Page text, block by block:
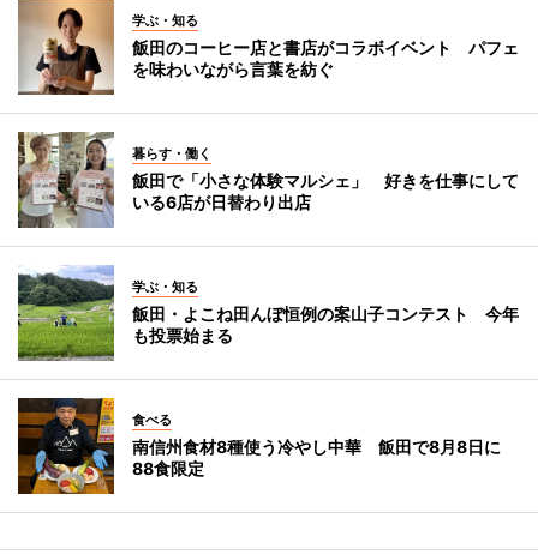
学ぶ・知る
飯田のコーヒー店と書店がコラボイベント パフェ
を味わいながら言葉を紡ぐ
暮らす・働く
飯田で「小さな体験マルシェ」 好きを仕事にして
いる6店が日替わり出店
学ぶ・知る
飯田・よこね田んぼ恒例の案山子コンテスト 今年
も投票始まる
食べる
南信州食材8種使う冷やし中華 飯田で8月8日に
88食限定